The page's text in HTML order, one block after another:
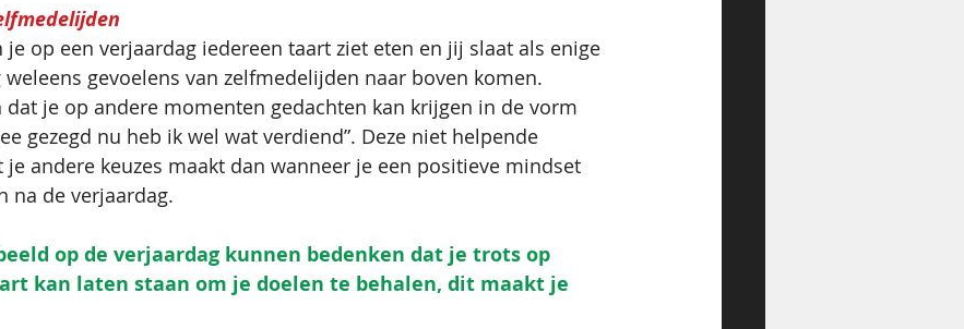
op een verjaardag iedereen taart ziet eten en jij slaat als enige
gevoelens van zelfmedelijden naar boven komen.
dat je op andere momenten gedachten kan krijgen in de vorm
gezegd nu heb ik wel wat verdiend”. Deze niet helpende
je andere keuzes maakt dan wanneer je een positieve mindset
na de verjaardag.
op de verjaardag kunnen bedenken dat je trots op
kan laten staan om je doelen te behalen, dit maakt je